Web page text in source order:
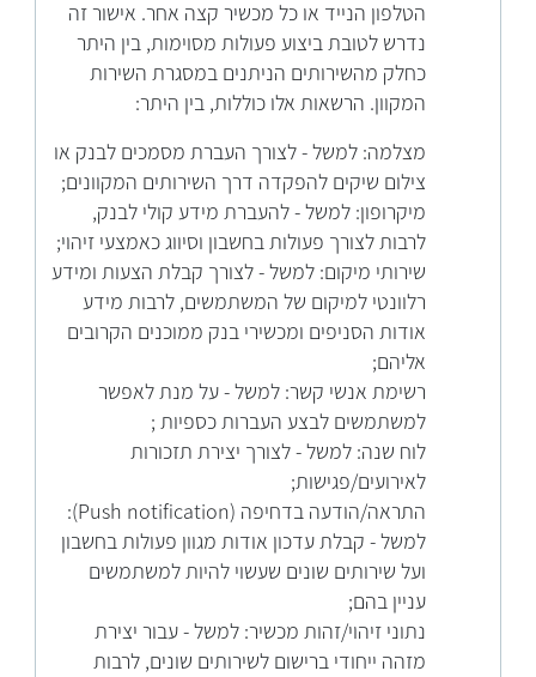
הטלפון הנייד או כל מכשיר קצה אחר. אישור זה
נדרש לטובת ביצוע פעולות מסוימות, בין היתר
כחלק מהשירותים הניתנים במסגרת השירות
המקוון. הרשאות אלו כוללות, בין היתר:
מצלמה: למשל - לצורך העברת מסמכים לבנק או
צילום שיקים להפקדה דרך השירותים המקוונים;
מיקרופון: למשל - להעברת מידע קולי לבנק,
לרבות לצורך פעולות בחשבון וסיווג כאמצעי זיהוי;
שירותי מיקום: למשל - לצורך קבלת הצעות ומידע
רלוונטי למיקום של המשתמשים, לרבות מידע
אודות הסניפים ומכשירי בנק ממוכנים הקרובים
אליהם;
רשימת אנשי קשר: למשל - על מנת לאפשר
למשתמשים לבצע העברות כספיות ;
לוח שנה: למשל - לצורך יצירת תזכורות
לאירועים/פגישות;
התראה/הודעה בדחיפה (Push notification):
למשל - קבלת עדכון אודות מגוון פעולות בחשבון
ועל שירותים שונים שעשוי להיות למשתמשים
עניין בהם;
נתוני זיהוי/זהות מכשיר: למשל - עבור יצירת
מזהה ייחודי ברישום לשירותים שונים, לרבות